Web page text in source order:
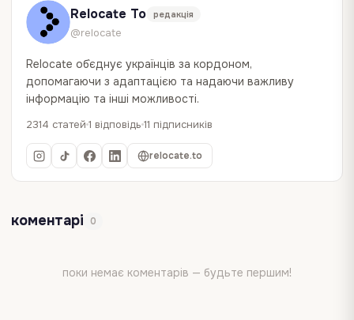
Relocate To редакція
@relocate
Relocate об`єднує українців за кордоном,
допомагаючи з адаптацією та надаючи важливу
інформацію та інші можливості.
2314 статей 1 відповідь 11 підписників
relocate.to
коментарі 0
поки немає коментарів — будьте першим!